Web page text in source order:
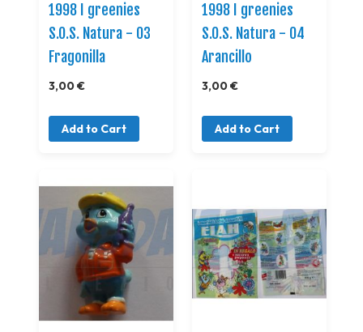
1998 I greenies
S.O.S. Natura - 03
Fragonilla
3,00 €
Add to Cart
1998 I greenies
S.O.S. Natura - 04
Arancillo
3,00 €
Add to Cart